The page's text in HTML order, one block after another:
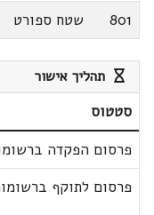
801 שטח ספורט
תהליך אישור
סטטוס
פרסום הפקדה
פרסום לתוקף